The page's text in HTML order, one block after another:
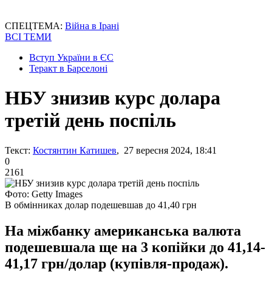
СПЕЦТЕМА: Війна в Ірані
ВСІ ТЕМИ
Вступ України в ЄС
Теракт в Барселоні
НБУ знизив курс долара
третій день поспіль
Текст: Костянтин Катишев, 27 вересня 2024, 18:41
0
2161
Фото: Getty Images
В обмінниках долар подешевшав до 41,40 грн
На міжбанку американська валюта
подешевшала ще на 3 копійки до 41,14-
41,17 грн/долар (купівля-продаж).